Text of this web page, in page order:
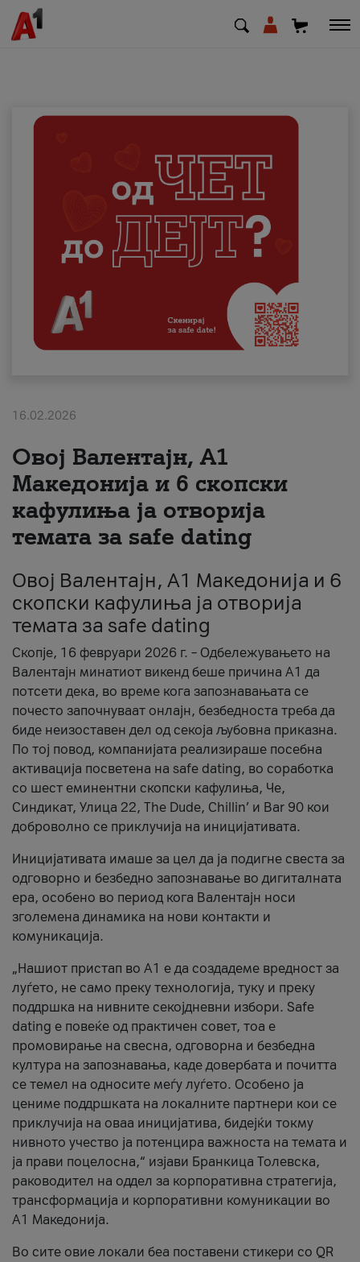
Деловни
Поддршка
Надополни кредит
Плати сметка
#ПодобарОнлајн
16.02.2026
Овој Валентајн, A1
Македонија и 6 скопски
кафулиња ја отворија
темата за safe dating
Овој Валентајн, A1 Македонија и 6
скопски кафулиња ја отворија
темата за safe dating
Скопје, 16 февруари 2026 г. – Одбележувањето на
Валентајн минатиот викенд беше причина А1 да
потсети дека, во време кога запознавањата се
почесто започнуваат онлајн, безбедноста треба да
биде неизоставен дел од секоја љубовна приказна.
По тој повод, компанијата реализираше посебна
активација посветена на safe dating, во соработка
со шест еминентни скопски кафулиња, Че,
Синдикат, Улица 22, The Dude, Chillin’ и Bar 90 кои
доброволно се приклучија на иницијативата.
Иницијативата имаше за цел да ја подигне свеста за
одговорно и безбедно запознавање во дигиталната
ера, особено во период кога Валентајн носи
зголемена динамика на нови контакти и
комуникација.
„Нашиот пристап во А1 е да создадеме вредност за
луѓето, не само преку технологија, туку и преку
поддршка на нивните секојдневни избори. Safe
dating е повеќе од практичен совет, тоа е
промовирање на свесна, одговорна и безбедна
култура на запознавања, каде довербата и почитта
се темел на односите меѓу луѓето. Особено ја
цениме поддршката на локалните партнери кои се
приклучија на оваа иницијатива, бидејќи токму
нивното учество ја потенцира важноста на темата и
ја прави поцелосна,“ изјави Бранкица Толевска,
раководител на оддел за корпоративна стратегија,
трансформација и корпоративни комуникации во
А1 Македонија.
Во сите овие локали беа поставени стикери со QR